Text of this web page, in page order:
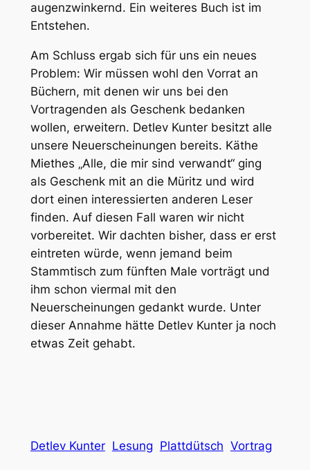
augenzwinkernd. Ein weiteres Buch ist im
Entstehen.
Am Schluss ergab sich für uns ein neues
Problem: Wir müssen wohl den Vorrat an
Büchern, mit denen wir uns bei den
Vortragenden als Geschenk bedanken
wollen, erweitern. Detlev Kunter besitzt alle
unsere Neuerscheinungen bereits. Käthe
Miethes „Alle, die mir sind verwandt“ ging
als Geschenk mit an die Müritz und wird
dort einen interessierten anderen Leser
finden. Auf diesen Fall waren wir nicht
vorbereitet. Wir dachten bisher, dass er erst
eintreten würde, wenn jemand beim
Stammtisch zum fünften Male vorträgt und
ihm schon viermal mit den
Neuerscheinungen gedankt wurde. Unter
dieser Annahme hätte Detlev Kunter ja noch
etwas Zeit gehabt.
Detlev Kunter Lesung Plattdütsch Vortrag